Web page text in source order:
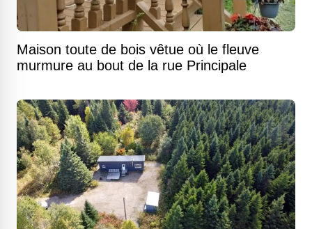
Maison toute de bois vêtue où le fleuve
murmure au bout de la rue Principale